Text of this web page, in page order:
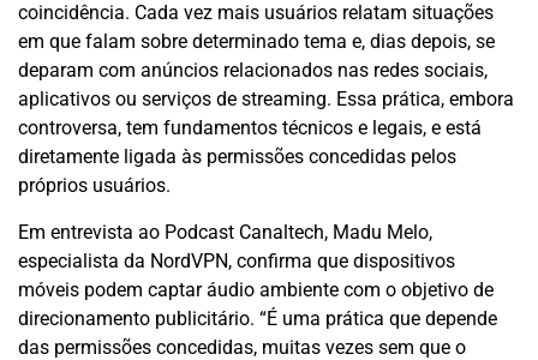
coincidência. Cada vez mais usuários relatam situações
em que falam sobre determinado tema e, dias depois, se
deparam com anúncios relacionados nas redes sociais,
aplicativos ou serviços de streaming. Essa prática, embora
controversa, tem fundamentos técnicos e legais, e está
diretamente ligada às permissões concedidas pelos
próprios usuários.
Em entrevista ao Podcast Canaltech, Madu Melo,
especialista da NordVPN, confirma que dispositivos
móveis podem captar áudio ambiente com o objetivo de
direcionamento publicitário. “É uma prática que depende
das permissões concedidas, muitas vezes sem que o